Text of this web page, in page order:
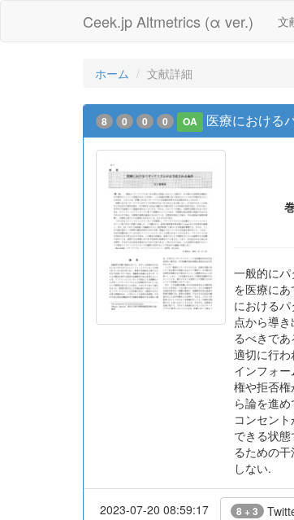
Ceek.jp Altmetrics (α ver.) 文
ホーム 文献詳細
8 0 0 0 OA 医療における
一般的に
を医療に
における
点から導
るべきで
適切に行
インフォ
権や拒否
ら論を進
コンセン
できる状
るための
しない.
2023-07-20 08:59:17 8 + 3